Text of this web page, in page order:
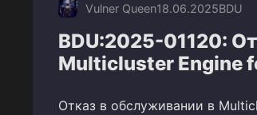
Vulner Queen18.06.2025BDU
BDU:2025-01120:
Multicluster Engine
Отказ в обслуживании в